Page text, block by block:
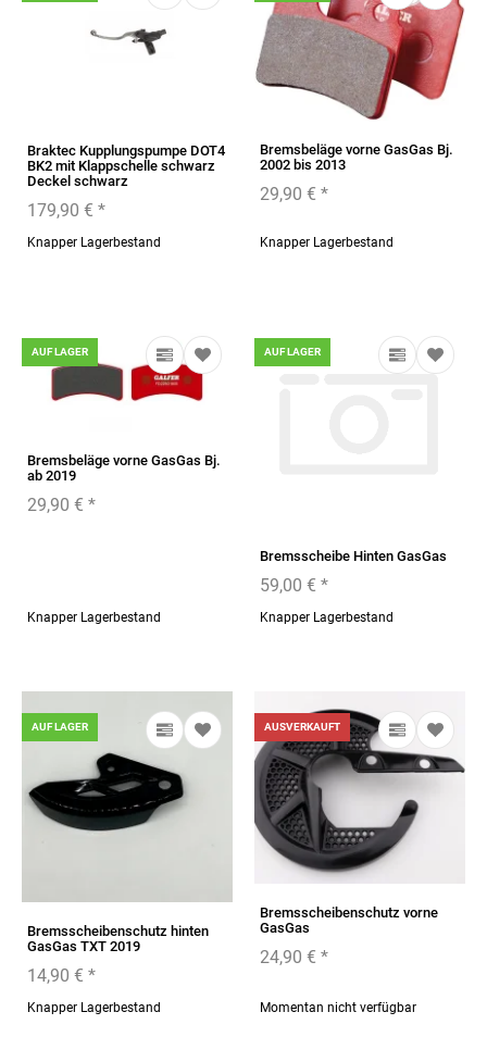
Braktec Kupplungspumpe DOT4
BK2 mit Klappschelle schwarz
Deckel schwarz
179,90 € *
Knapper Lagerbestand
Bremsbeläge vorne GasGas Bj.
2002 bis 2013
29,90 € *
Knapper Lagerbestand
AUF LAGER
Bremsbeläge vorne GasGas Bj.
ab 2019
29,90 € *
Knapper Lagerbestand
AUF LAGER
Bremsscheibe Hinten GasGas
59,00 € *
Knapper Lagerbestand
AUF LAGER
Bremsscheibenschutz hinten
GasGas TXT 2019
14,90 € *
Knapper Lagerbestand
AUSVERKAUFT
Bremsscheibenschutz vorne
GasGas
24,90 € *
Momentan nicht verfügbar